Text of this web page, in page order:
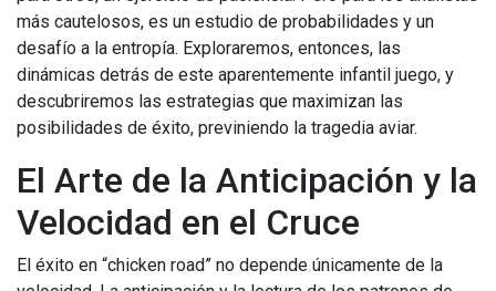
más cautelosos, es un estudio de probabilidades y un
desafío a la entropía. Exploraremos, entonces, las
dinámicas detrás de este aparentemente infantil juego, y
descubriremos las estrategias que maximizan las
posibilidades de éxito, previniendo la tragedia aviar.
El Arte de la Anticipación y la
Velocidad en el Cruce
El éxito en “chicken road” no depende únicamente de la